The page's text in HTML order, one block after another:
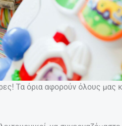
Τα όρια αφορούν όλους μας